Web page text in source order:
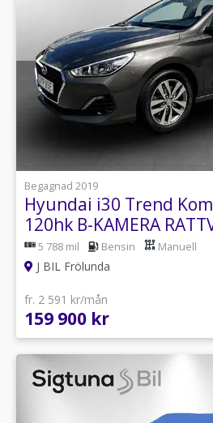
1
Begagnad 2019
Hyundai i30 Trend
120hk B-KAMERA
5 788 mil Bensin Manuell
J BIL Frölunda
fr. 2 591 kr/mån
159 900 kr